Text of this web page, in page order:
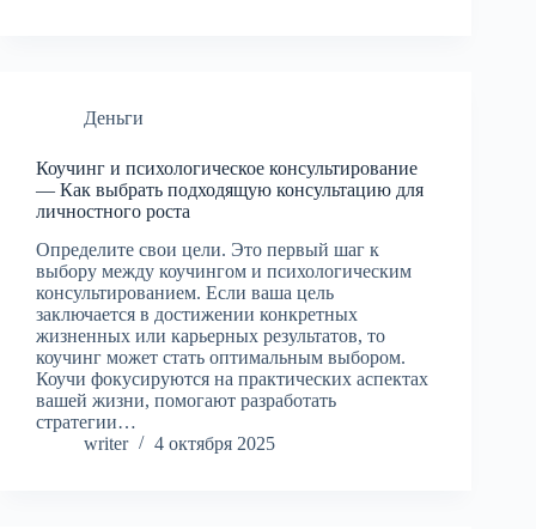
Деньги
Коучинг и психологическое консультирование
— Как выбрать подходящую консультацию для
личностного роста
Определите свои цели. Это первый шаг к
выбору между коучингом и психологическим
консультированием. Если ваша цель
заключается в достижении конкретных
жизненных или карьерных результатов, то
коучинг может стать оптимальным выбором.
Коучи фокусируются на практических аспектах
вашей жизни, помогают разработать
стратегии…
writer
4 октября 2025